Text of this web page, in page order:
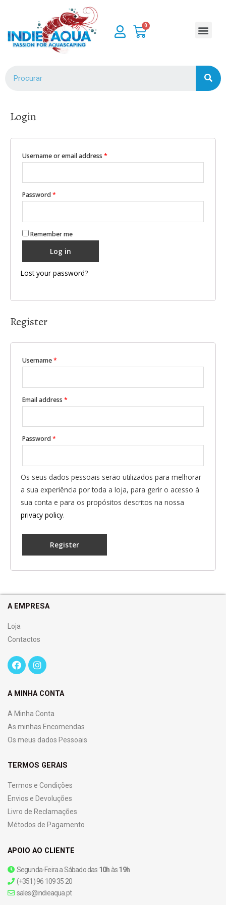
Login
Username or email address *
Password*
Remember me
Log in
Lost your password?
Register
Username*
Email address *
Password*
Os seus dados pessoais serão utilizados para melhorar
a sua experiência por toda a loja, para gerir o acesso à
sua conta e para os propósitos descritos na nossa
privacy policy.
Register
A EMPRESA
Loja
Contactos
A MINHA CONTA
A Minha Conta
As minhas Encomendas
Os meus dados Pessoais
TERMOS GERAIS
Termos e Condições
Envios e Devoluções
Livro de Reclamações
Métodos de Pagamento
APOIO AO CLIENTE
Segunda-Feira a Sábado das 10h às19h
(+351) 96 109 35 20
sales@indieaqua.pt